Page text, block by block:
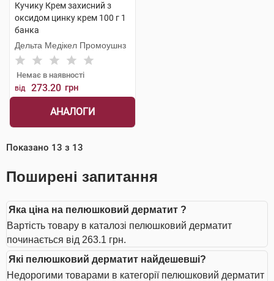
Кучику Крем захисний з
оксидом цинку крем 100 г 1
банка
Дельта Медікел Промоушнз
Немає в наявності
від 273.20 грн
АНАЛОГИ
Показано 13 з 13
Поширені запитання
Яка ціна на пелюшковий дерматит ?
Вартість товару в каталозі пелюшковий дерматит
починається від 263.1 грн.
Які пелюшковий дерматит найдешевші?
Недорогими товарами в категорії пелюшковий дерматит